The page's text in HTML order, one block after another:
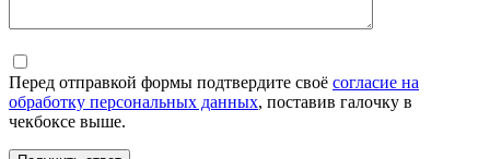
Перед отправкой формы подтвердите своё согласие на
обработку персональных данных, поставив галочку в
чекбоксе выше.